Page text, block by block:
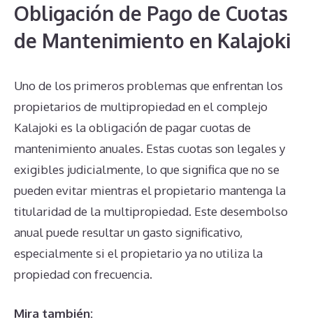
Obligación de Pago de Cuotas
de Mantenimiento en Kalajoki
Uno de los primeros problemas que enfrentan los
propietarios de multipropiedad en el complejo
Kalajoki es la obligación de pagar cuotas de
mantenimiento anuales. Estas cuotas son legales y
exigibles judicialmente, lo que significa que no se
pueden evitar mientras el propietario mantenga la
titularidad de la multipropiedad. Este desembolso
anual puede resultar un gasto significativo,
especialmente si el propietario ya no utiliza la
propiedad con frecuencia.
Mira también: